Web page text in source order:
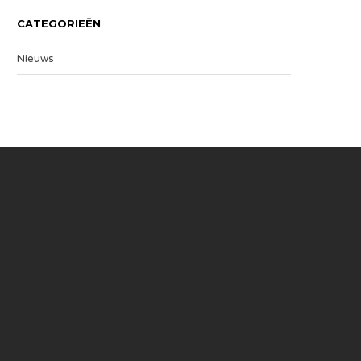
CATEGORIEËN
Nieuws